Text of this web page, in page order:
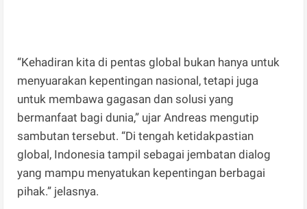
“Kehadiran kita di pentas global bukan hanya untuk
menyuarakan kepentingan nasional, tetapi juga
untuk membawa gagasan dan solusi yang
bermanfaat bagi dunia,” ujar Andreas mengutip
sambutan tersebut. “Di tengah ketidakpastian
global, Indonesia tampil sebagai jembatan dialog
yang mampu menyatukan kepentingan berbagai
pihak.” jelasnya.